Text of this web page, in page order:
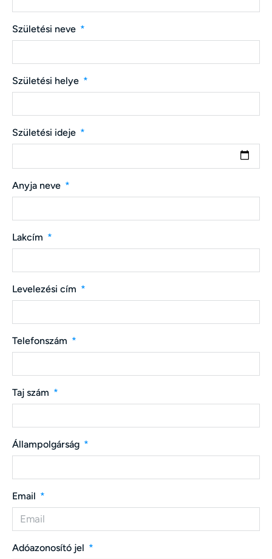
Születési neve
Születési helye
Születési ideje
Anyja neve
Lakcím
Levelezési cím
Telefonszám
Taj szám
Állampolgárság
Email
Adóazonosító jel